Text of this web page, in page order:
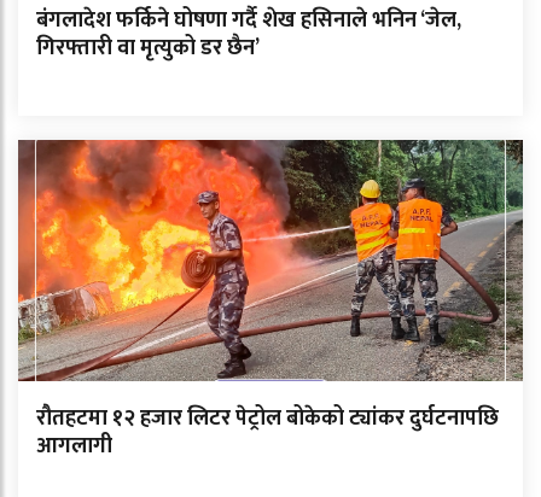
बंगलादेश फर्किने घोषणा गर्दै शेख हसिनाले भनिन ‘जेल,
गिरफ्तारी वा मृत्युको डर छैन’
रौतहटमा १२ हजार लिटर पेट्रोल बोकेको ट्यांकर दुर्घटनापछि
आगलागी